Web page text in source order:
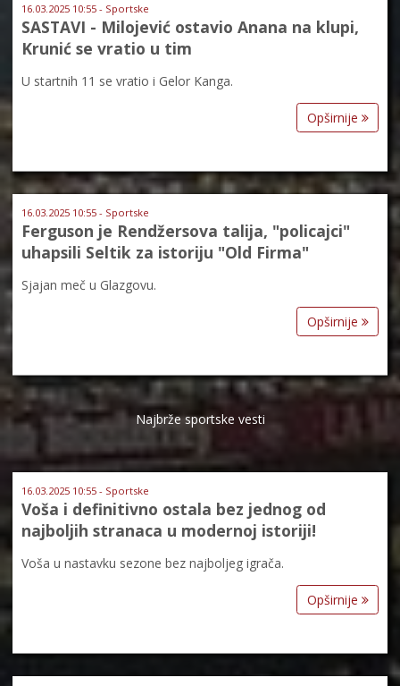
16.03.2025 10:55 - Sportske
SASTAVI - Milojević ostavio Anana na klupi,
Krunić se vratio u tim
U startnih 11 se vratio i Gelor Kanga.
Opširnije
16.03.2025 10:55 - Sportske
Ferguson je Rendžersova talija, "policajci"
uhapsili Seltik za istoriju "Old Firma"
Sjajan meč u Glazgovu.
Opširnije
Najbrže sportske vesti
16.03.2025 10:55 - Sportske
Voša i definitivno ostala bez jednog od
najboljih stranaca u modernoj istoriji!
Voša u nastavku sezone bez najboljeg igrača.
Opširnije